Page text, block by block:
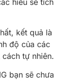
kết quả là
độ của các
tự nhiên.
bạn sẽ chưa